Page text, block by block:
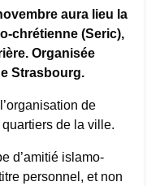
aura lieu la
chrétienne (Seric),
Organisée
Strasbourg.
de
de la ville.
d’amitié islamo-
personnel, et non